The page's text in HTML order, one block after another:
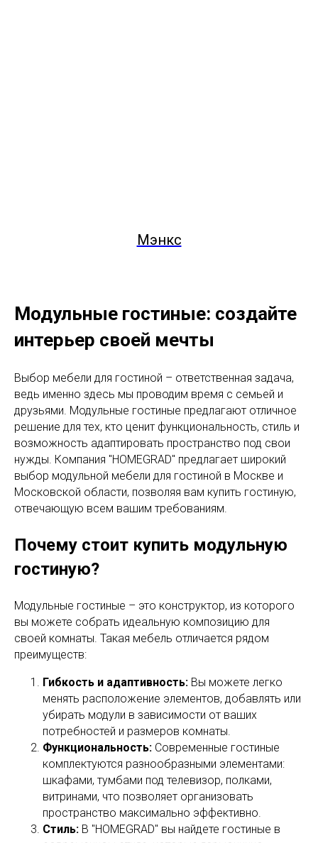
Мэнкс
Модульные гостиные: создайте
интерьер своей мечты
Выбор мебели для гостиной – ответственная задача,
ведь именно здесь мы проводим время с семьей и
друзьями. Модульные гостиные предлагают отличное
решение для тех, кто ценит функциональность, стиль и
возможность адаптировать пространство под свои
нужды. Компания "HOMEGRAD" предлагает широкий
выбор модульной мебели для гостиной в Москве и
Московской области, позволяя вам купить гостиную,
отвечающую всем вашим требованиям.
Почему стоит купить модульную
гостиную?
Модульные гостиные – это конструктор, из которого
вы можете собрать идеальную композицию для
своей комнаты. Такая мебель отличается рядом
преимуществ:
Гибкость и адаптивность: Вы можете легко
менять расположение элементов, добавлять или
убирать модули в зависимости от ваших
потребностей и размеров комнаты.
Функциональность: Современные гостиные
комплектуются разнообразными элементами:
шкафами, тумбами под телевизор, полками,
витринами, что позволяет организовать
пространство максимально эффективно.
Стиль: В "HOMEGRAD" вы найдете гостиные в